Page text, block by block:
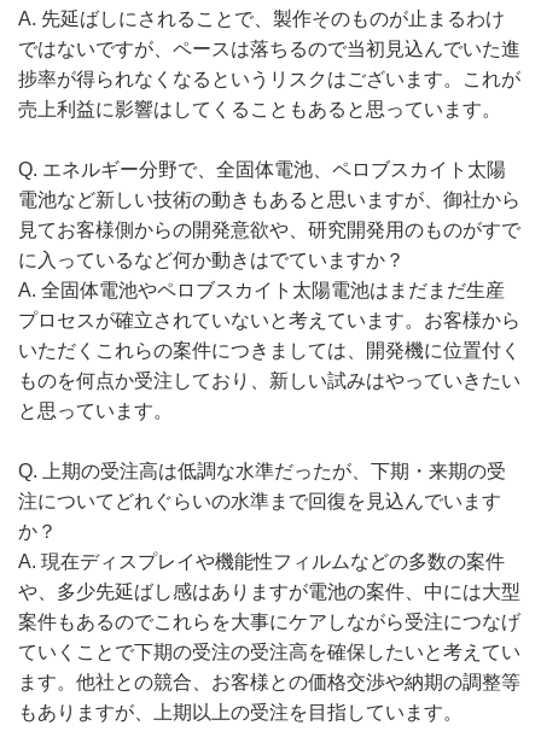
A. 先延ばしにされることで、製作そのものが止まるわけ
ではないですが、ペースは落ちるので当初見込んでいた進
捗率が得られなくなるというリスクはございます。これが
売上利益に影響はしてくることもあると思っています。
Q. エネルギー分野で、全固体電池、ペロブスカイト太陽
電池など新しい技術の動きもあると思いますが、御社から
見てお客様側からの開発意欲や、研究開発用のものがすで
に入っているなど何か動きはでていますか？
A. 全固体電池やペロブスカイト太陽電池はまだまだ生産
プロセスが確立されていないと考えています。お客様から
いただくこれらの案件につきましては、開発機に位置付く
ものを何点か受注しており、新しい試みはやっていきたい
と思っています。
Q. 上期の受注高は低調な水準だったが、下期・来期の受
注についてどれぐらいの水準まで回復を見込んでいます
か？
A. 現在ディスプレイや機能性フィルムなどの多数の案件
や、多少先延ばし感はありますが電池の案件、中には大型
案件もあるのでこれらを大事にケアしながら受注につなげ
ていくことで下期の受注の受注高を確保したいと考えてい
ます。他社との競合、お客様との価格交渉や納期の調整等
もありますが、上期以上の受注を目指しています。